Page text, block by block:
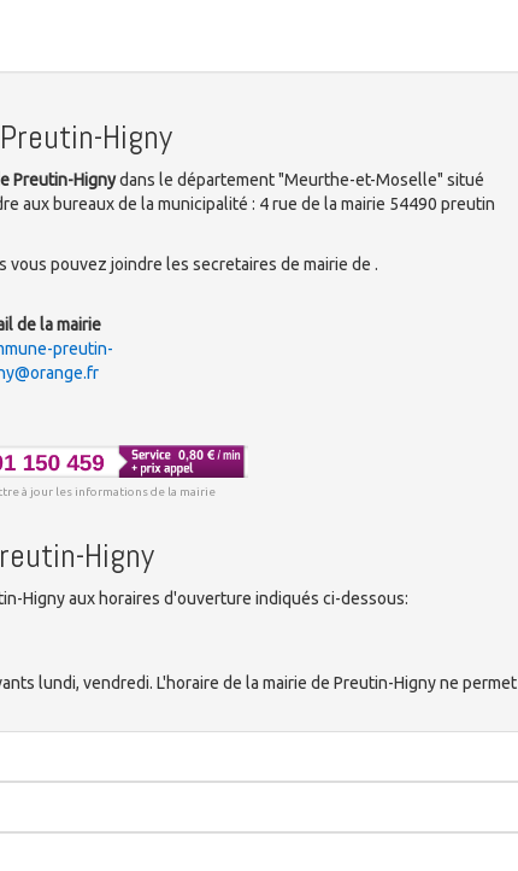
Higny
Preutin-Hignydans le département "Meurthe-et-Moselle" situé
aux bureaux de la municipalité : 4 rue de la mairie 54490 preutin
vous pouvez joindre les secretaires de mairie de .
de la mairie
preutin-
à jour les informations de la mairie
Higny
Higny aux horaires d'ouverture indiqués ci-dessous:
lundi, vendredi. L'horaire de la mairie de Preutin-Higny ne permet